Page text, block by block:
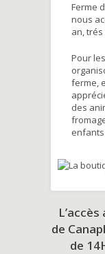
Ferme
nous
an,
Pour
ferme,
des
de
de